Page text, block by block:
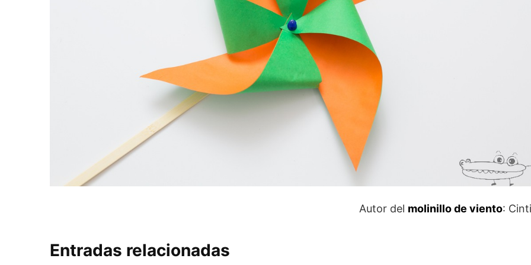
Autor del molinillo de viento:
Entradas relacionadas